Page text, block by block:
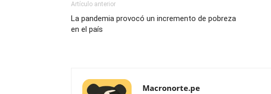
Artículo anterior
La pandemia provocó un incremento de pobreza
en el país
Macronorte.pe